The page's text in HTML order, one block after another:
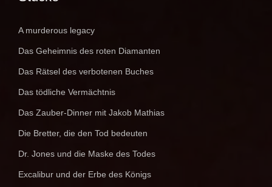
A murderous legacy
Das Geheimnis des roten Diamanten
Das Rätsel des verbotenen Buches
Das tödliche Vermächtnis
Das Zauber-Dinner mit Jakob Mathias
Die Bretter, die den Tod bedeuten
Dr. Jones und die Maske des Todes
Excalibur und der Erbe des Königs